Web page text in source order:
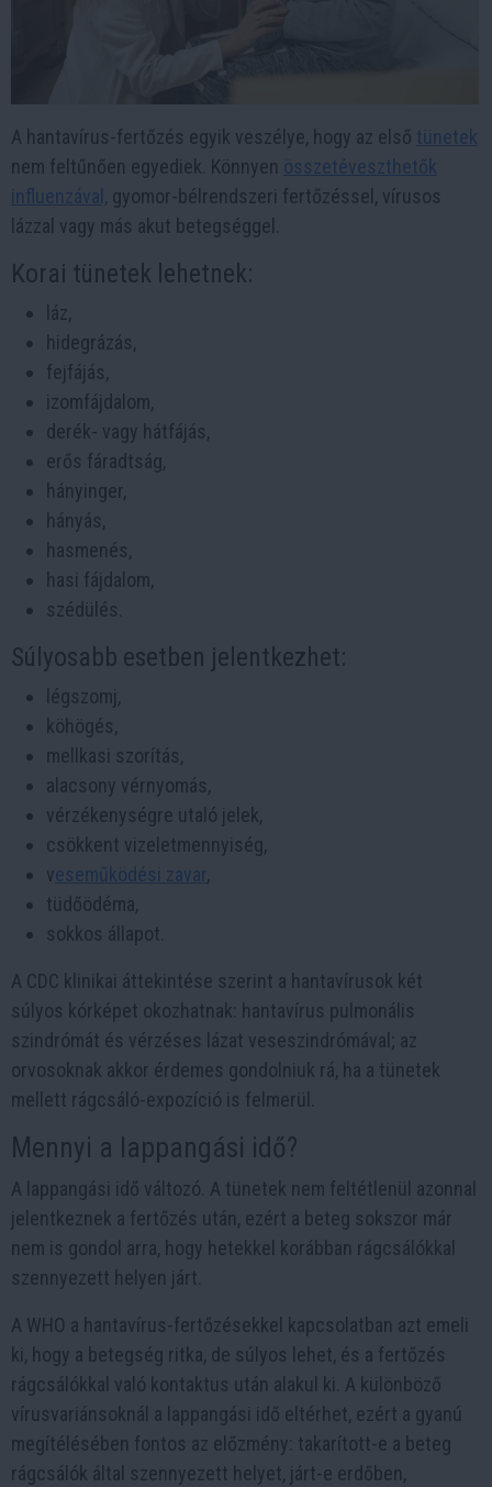
A hantavírus-fertőzés egyik veszélye, hogy az első tünetek
nem feltűnően egyediek. Könnyen összetéveszthetők
influenzával, gyomor-bélrendszeri fertőzéssel, vírusos
lázzal vagy más akut betegséggel.
Korai tünetek lehetnek:
láz,
hidegrázás,
fejfájás,
izomfájdalom,
derék- vagy hátfájás,
erős fáradtság,
hányinger,
hányás,
hasmenés,
hasi fájdalom,
szédülés.
Súlyosabb esetben jelentkezhet:
légszomj,
köhögés,
mellkasi szorítás,
alacsony vérnyomás,
vérzékenységre utaló jelek,
csökkent vizeletmennyiség,
veseműködési zavar,
tüdőödéma,
sokkos állapot.
A CDC klinikai áttekintése szerint a hantavírusok két
súlyos kórképet okozhatnak: hantavírus pulmonális
szindrómát és vérzéses lázat veseszindrómával; az
orvosoknak akkor érdemes gondolniuk rá, ha a tünetek
mellett rágcsáló-expozíció is felmerül.
Mennyi a lappangási idő?
A lappangási idő változó. A tünetek nem feltétlenül azonnal
jelentkeznek a fertőzés után, ezért a beteg sokszor már
nem is gondol arra, hogy hetekkel korábban rágcsálókkal
szennyezett helyen járt.
A WHO a hantavírus-fertőzésekkel kapcsolatban azt emeli
ki, hogy a betegség ritka, de súlyos lehet, és a fertőzés
rágcsálókkal való kontaktus után alakul ki. A különböző
vírusvariánsoknál a lappangási idő eltérhet, ezért a gyanú
megítélésében fontos az előzmény: takarított-e a beteg
rágcsálók által szennyezett helyet, járt-e erdőben,